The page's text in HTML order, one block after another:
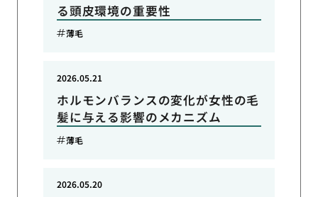
る頭皮環境の重要性
薄毛
ホルモンバランスの変化が女性の毛
髪に与える影響のメカニズム
2026.05.21
薄毛
2026.05.20